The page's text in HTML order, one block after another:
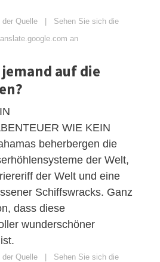
Quelle | Sehen Sie sich die
an
auf die
WIE KEIN
beherbergen die
der Welt,
der Welt und eine
Schiffswracks. Ganz
dass diese
wunderschöner
Quelle | Sehen Sie sich die